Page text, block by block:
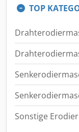
TOP
Sonstige